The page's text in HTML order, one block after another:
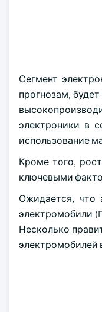
Сегмент
прогнозам,
электроники в
использование
Кроме того,
ключевыми
Ожидается, что
электромобили
Несколько
электромобилей